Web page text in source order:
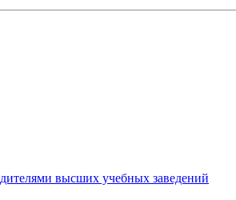
высших учебных заведений